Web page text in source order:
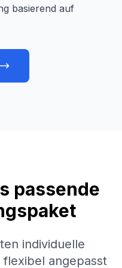
basierend auf
passende
individuelle
angepasst